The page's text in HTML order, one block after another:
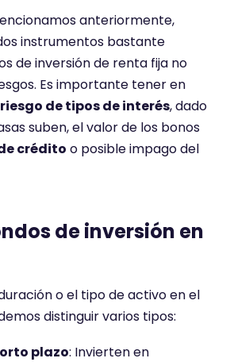
anteriormente,
instrumentos bastante
de inversión de renta fija no
Es importante tener en
riesgo de tipos de interés, dado
suben, el valor de los bonos
crédito o posible impago del
de inversión en
o el tipo de activo en el
distinguir varios tipos:
plazo: Invierten en